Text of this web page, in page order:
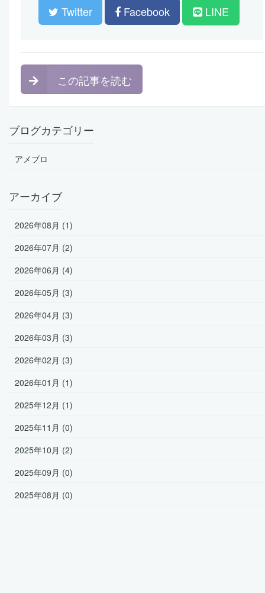
Twitter Facebook LINE
この記事を読む
ブログカテゴリー
アメブロ
アーカイブ
2026年08月 (1)
2026年07月 (2)
2026年06月 (4)
2026年05月 (3)
2026年04月 (3)
2026年03月 (3)
2026年02月 (3)
2026年01月 (1)
2025年12月 (1)
2025年11月 (0)
2025年10月 (2)
2025年09月 (0)
2025年08月 (0)